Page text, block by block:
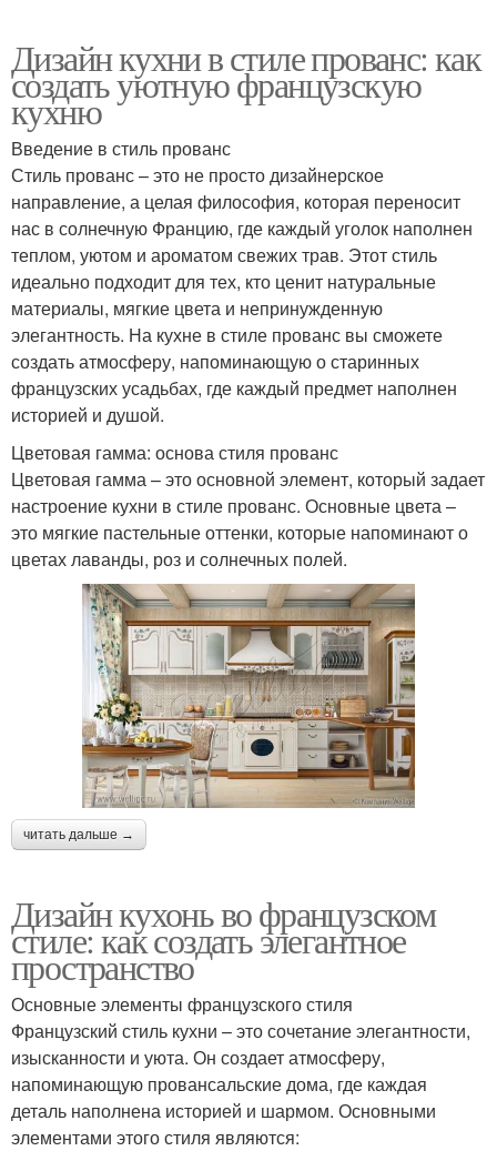
Дизайн кухни в стиле прованс: как
создать уютную французскую
кухню
Введение в стиль прованс
Стиль прованс – это не просто дизайнерское
направление, а целая философия, которая переносит
нас в солнечную Францию, где каждый уголок наполнен
теплом, уютом и ароматом свежих трав. Этот стиль
идеально подходит для тех, кто ценит натуральные
материалы, мягкие цвета и непринужденную
элегантность. На кухне в стиле прованс вы сможете
создать атмосферу, напоминающую о старинных
французских усадьбах, где каждый предмет наполнен
историей и душой.
Цветовая гамма: основа стиля прованс
Цветовая гамма – это основной элемент, который задает
настроение кухни в стиле прованс. Основные цвета –
это мягкие пастельные оттенки, которые напоминают о
цветах лаванды, роз и солнечных полей.
читать дальше →
Дизайн кухонь во французском
стиле: как создать элегантное
пространство
Основные элементы французского стиля
Французский стиль кухни – это сочетание элегантности,
изысканности и уюта. Он создает атмосферу,
напоминающую провансальские дома, где каждая
деталь наполнена историей и шармом. Основными
элементами этого стиля являются: